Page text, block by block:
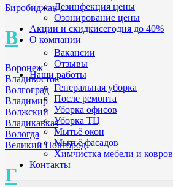
Биробиджан
В
Воронеж
Владивосток
Волгоград
Владимир
Волжский
Владикавказ
Вологда
Великий Новгород
Г
Дезинфекция цены
Озонирование цены
Акции и скидкисегодня до 40%
О компании
Вакансии
Отзывы
Наши работы
Генеральная уборка
После ремонта
Уборка офисов
Уборка ТЦ
Мытьё окон
Мытьё фасадов
Химчистка мебели и ковров
Контакты